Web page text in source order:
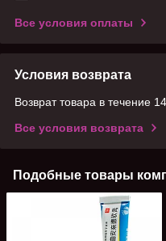
Все условия оплаты
Условия возврата
Возврат товара в течение
Все условия возврата
Подобные товары